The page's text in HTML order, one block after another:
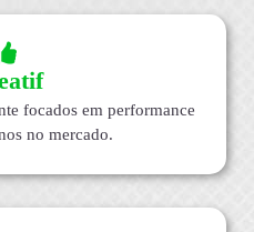
focados em performance
no mercado.